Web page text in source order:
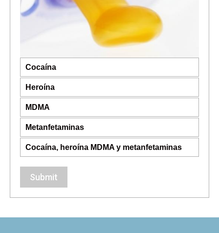
Cocaína
Heroína
MDMA
Metanfetaminas
Cocaína, heroína MDMA y metanfetaminas
Submit